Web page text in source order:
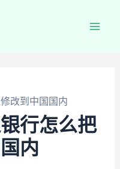
改到中国国内
行怎么把
内